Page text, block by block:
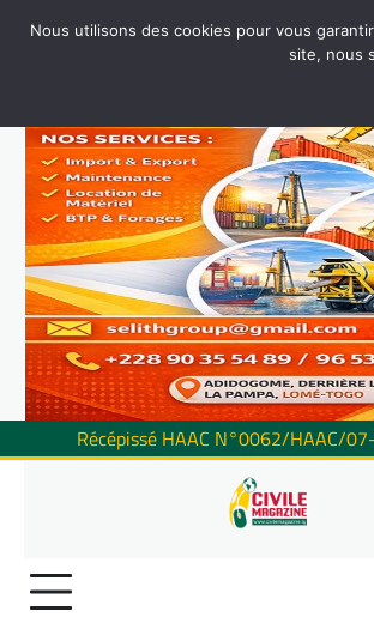
Récépissé HAAC N°0062/HAAC/
Nous utilisons des cookies pour vous
site, nous